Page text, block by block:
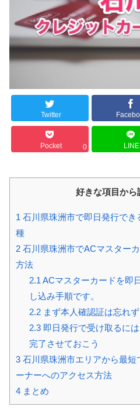
Twitter
Pocket 0 LINE
好きな項目から
1 石川県珠洲市で即日発行で
種
2 石川県珠洲市でACマスター
方法
2.1 ACマスターカードを即
し込み手順です。
2.2まず本人確認証は忘れ
2.3即日発行で受け取るに
完了させておこう
3 石川県珠洲市エリアから最短
ーナーへのアクセス方法
4 まとめ